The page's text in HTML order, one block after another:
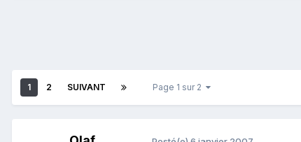
1 2 SUIVANT Page 1 sur 2